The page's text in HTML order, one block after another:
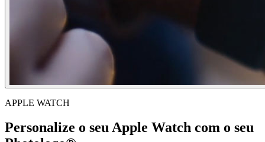
APPLE WATCH
Personalize o seu Apple Watch com o seu